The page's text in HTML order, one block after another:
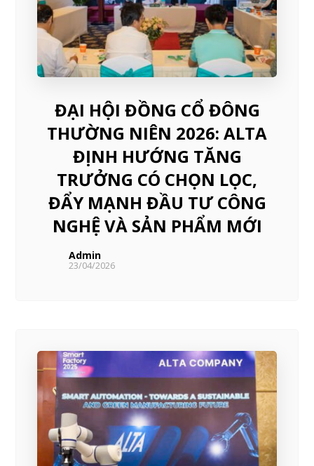
ĐẠI HỘI ĐỒNG CỔ ĐÔNG
THƯỜNG NIÊN 2026: ALTA
ĐỊNH HƯỚNG TĂNG
TRƯỞNG CÓ CHỌN LỌC,
ĐẨY MẠNH ĐẦU TƯ CÔNG
NGHỆ VÀ SẢN PHẨM MỚI
Admin
23/04/2026